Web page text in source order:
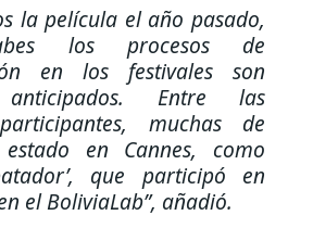
la película el año pasado,
los procesos de
en los festivales son
anticipados. Entre las
muchas de
en Cannes, como
que participó en
el BoliviaLab”, añadió.